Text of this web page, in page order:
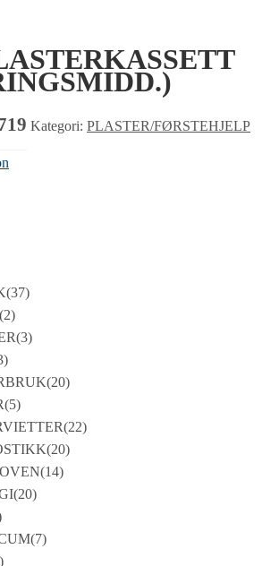
Kategori: PLASTER/FØRSTEHJELP
(37)
(2)
(3)
(20)
(5)
(22)
(20)
(14)
(20)
(7)